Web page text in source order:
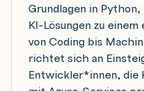
Grundlagen in
KI-Lösungen zu
von Coding bis
richtet sich an
Entwickler*innen, die